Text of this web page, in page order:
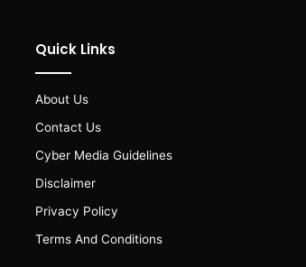
Quick Links
About Us
Contact Us
Cyber Media Guidelines
Disclaimer
Privacy Policy
Terms And Conditions